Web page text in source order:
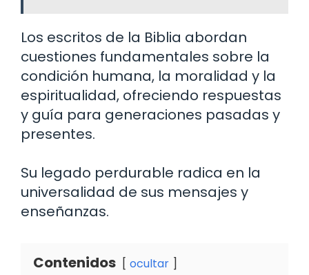
Los escritos de la Biblia abordan
cuestiones fundamentales sobre la
condición humana, la moralidad y la
espiritualidad, ofreciendo respuestas
y guía para generaciones pasadas y
presentes.
Su legado perdurable radica en la
universalidad de sus mensajes y
enseñanzas.
Contenidos ocultar